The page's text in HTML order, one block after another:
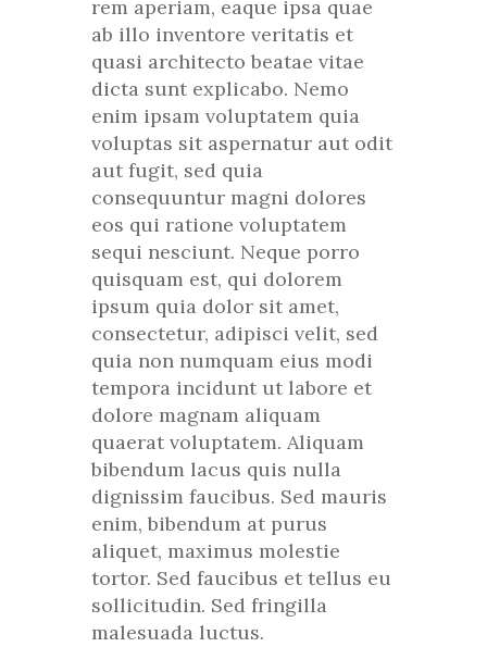
rem aperiam, eaque ipsa quae
ab illo inventore veritatis et
quasi architecto beatae vitae
dicta sunt explicabo. Nemo
enim ipsam voluptatem quia
voluptas sit aspernatur aut odit
aut fugit, sed quia
consequuntur magni dolores
eos qui ratione voluptatem
sequi nesciunt. Neque porro
quisquam est, qui dolorem
ipsum quia dolor sit amet,
consectetur, adipisci velit, sed
quia non numquam eius modi
tempora incidunt ut labore et
dolore magnam aliquam
quaerat voluptatem. Aliquam
bibendum lacus quis nulla
dignissim faucibus. Sed mauris
enim, bibendum at purus
aliquet, maximus molestie
tortor. Sed faucibus et tellus eu
sollicitudin. Sed fringilla
malesuada luctus.